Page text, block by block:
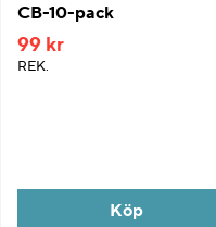
CB-10-pack
99 kr
REK.
Köp